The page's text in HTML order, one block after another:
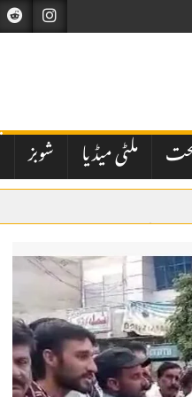
ملٹی میڈیا شوبز
ہونے والے سربراہی اجلاس میں وزیراعظم
کی ویڈیو وائرل، سخت کارروائی کا مطالبہ